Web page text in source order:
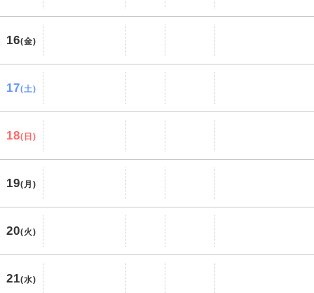
16(金)
17(土)
18(日)
19(月)
20(火)
21(水)